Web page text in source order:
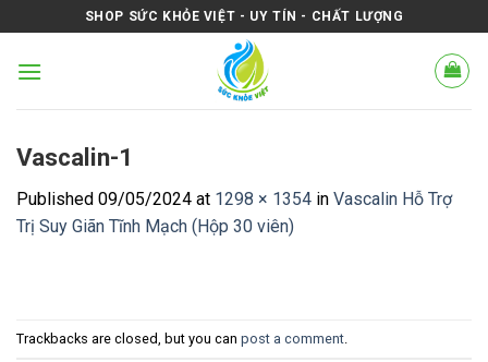
to
content
SHOP SỨC KHỎE VIỆT - UY TÍN - CHẤT LƯỢNG
Vascalin-1
Published 09/05/2024 at 1298 × 1354 in Vascalin Hỗ Trợ
Trị Suy Giãn Tĩnh Mạch (Hộp 30 viên)
Trackbacks are closed, but you can post a comment